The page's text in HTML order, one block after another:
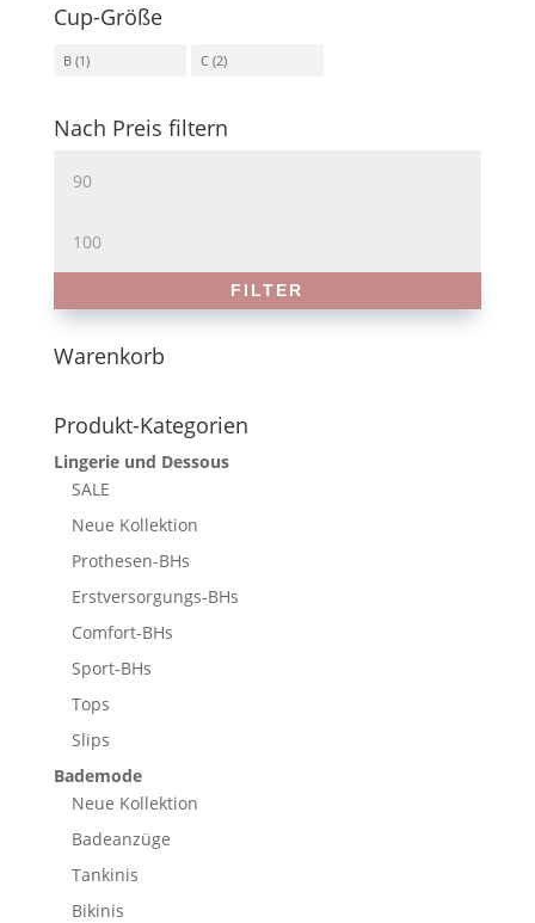
Cup-Größe
B (1) C (2)
Nach Preis filtern
FILTER
Warenkorb
Produkt-Kategorien
Lingerie und Dessous
SALE
Neue Kollektion
Prothesen-BHs
Erstversorgungs-BHs
Comfort-BHs
Sport-BHs
Tops
Slips
Bademode
Neue Kollektion
Badeanzüge
Tankinis
Bikinis